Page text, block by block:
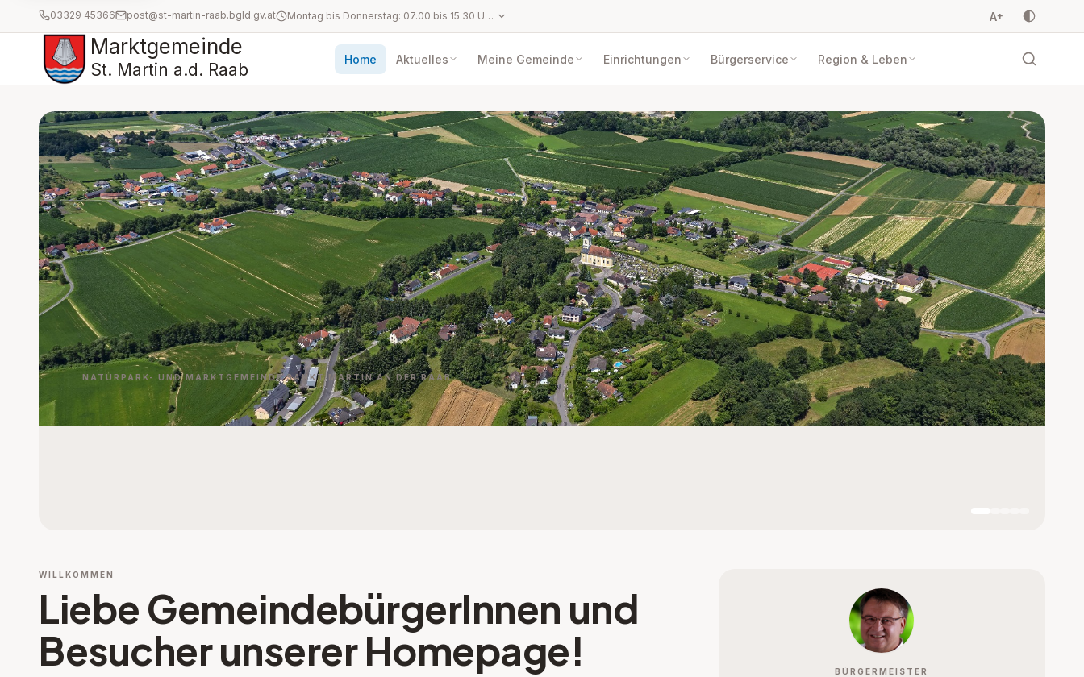
03329 45366 post@st-martin-raab.bgld.gv.at Montag bis Donnerstag: 07.00 bis 15.30 Uhr Freitag: 07.00 bis 13.00 Uhr An gesetzlichen Feiertagen, Karfreitag, Landesfeiertag (11.11.), Heiliger Abend (24.12.) und Silvester (31.12.) ist das Gemeindeamt geschlossen. A+
Marktgemeinde
St. Martin a.d. Raab
Home Aktuelles Meine Gemeinde Einrichtungen Bürgerservice Region & Leben
NATURPARK- UND MARKTGEMEINDE SANKT MARTIN AN DER RAAB
WILLKOMMEN
Liebe GemeindebürgerInnen und
Besucher unserer Homepage!
BÜRGERMEISTER